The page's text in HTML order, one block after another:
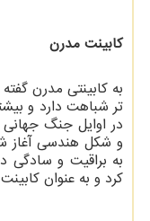
کابینت مدرن
به کابینتی مدرن
تر شباهت دارد و
در اوایل جنگ
و شکل هندسی آغاز
به براقیت و
کرد و به عنوان